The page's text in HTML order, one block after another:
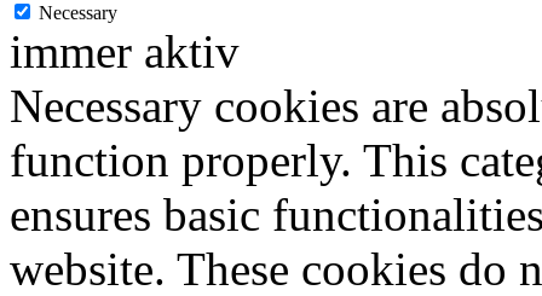
Necessary
immer aktiv
Necessary cookies are
function properly. This
ensures basic
website. These cookies do